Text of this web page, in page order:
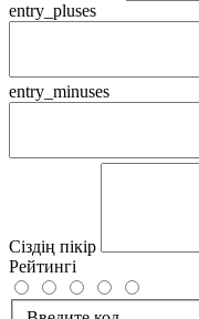
entry_pluses
entry_minuses
Сіздің пікір
Рейтингі